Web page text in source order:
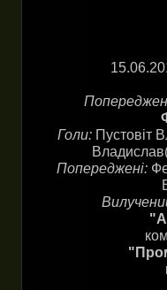
Голи:Пустовіт
Попереджені: